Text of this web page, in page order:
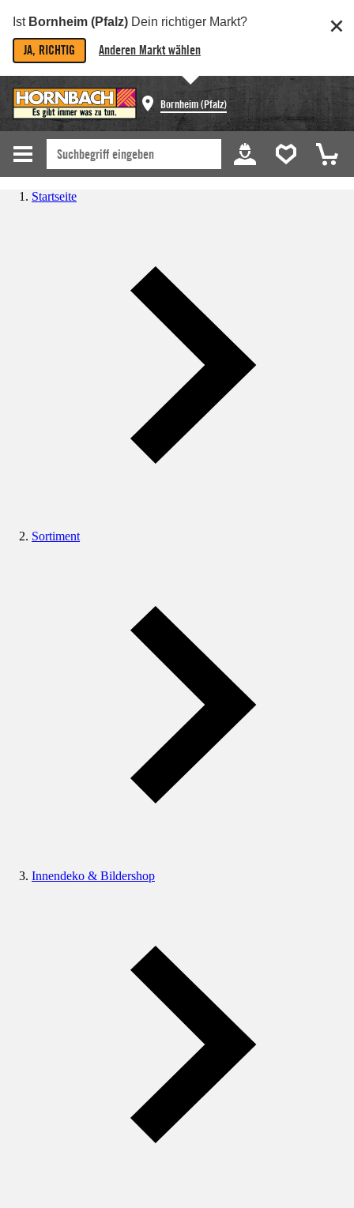
Ist Bornheim (Pfalz) Dein richtiger Markt?
JA, RICHTIG Anderen Markt wählen
Bornheim (Pfalz)
Startseite
Sortiment
Innendeko & Bildershop